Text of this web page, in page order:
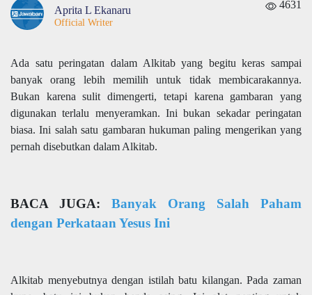
Aprita L Ekanaru
Official Writer
4631
Ada satu peringatan dalam Alkitab yang begitu keras sampai
banyak orang lebih memilih untuk tidak membicarakannya.
Bukan karena sulit dimengerti, tetapi karena gambaran yang
digunakan terlalu menyeramkan. Ini bukan sekadar peringatan
biasa. Ini salah satu gambaran hukuman paling mengerikan yang
pernah disebutkan dalam Alkitab.
BACA JUGA: Banyak Orang Salah Paham
dengan Perkataan Yesus Ini
Alkitab menyebutnya dengan istilah batu kilangan. Pada zaman